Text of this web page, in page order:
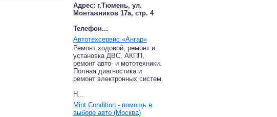
Адрес: г.Тюмень, ул.
Монтажников 17а, стр. 4
Телефон...
Автотехсервис «Ангар»
Ремонт ходовой, ремонт и
установка ДВС, АКПП,
ремонт авто- и мототехники.
Полная диагностика и
ремонт электронных систем.
Н...
Mint Condition - помощь в
выборе авто (Москва)